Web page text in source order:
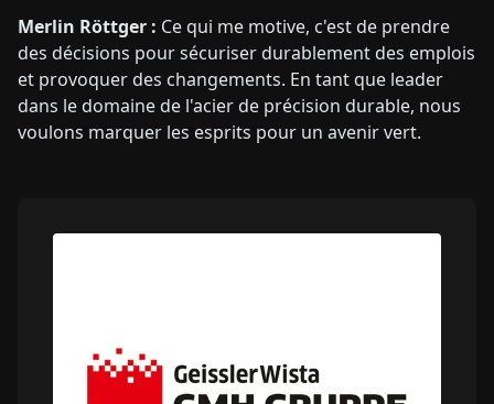
Merlin Röttger : Ce qui me motive, c'est de prendre
des décisions pour sécuriser durablement des emplois
et provoquer des changements. En tant que leader
dans le domaine de l'acier de précision durable, nous
voulons marquer les esprits pour un avenir vert.